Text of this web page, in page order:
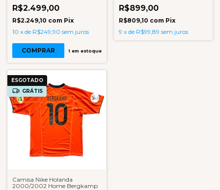
R$2.499,00
R$2.249,10 com Pix
10 x de R$249,90 sem juros
COMPRAR 1em estoque
R$899,00
R$809,10 com Pix
9 x de R$99,89 sem juros
ESGOTADO
GRÁTIS
Camisa Nike Holanda
2000/2002 Home Bergkamp